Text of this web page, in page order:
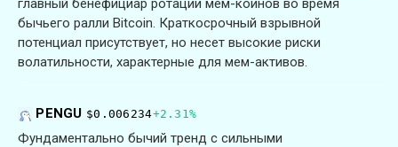
главный бенефициар ротации мем-коинов во время
бычьего ралли Bitcoin. Краткосрочный взрывной
потенциал присутствует, но несет высокие риски
волатильности, характерные для мем-активов.
PENGU $0.006234+2.31%
Фундаментально бычий тренд с сильными